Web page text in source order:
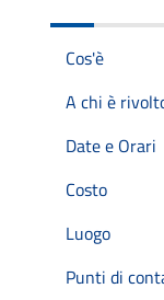
Cos'è
A chi è
Date e Orari
Costo
Luogo
Punti di